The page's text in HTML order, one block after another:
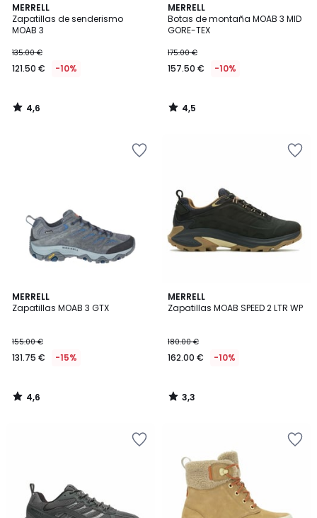
MERRELL
Zapatillas de senderismo
MOAB 3
135.00 €
121.50 € -10%
4,6
/ 5
4,6
/
MERRELL
Botas de montaña MOAB 3 MID
GORE-TEX
175.00 €
157.50 € -10%
4,5
/ 5
4,5
/
MERRELL
Zapatillas MOAB 3 GTX
155.00 €
131.75 € -15%
4,6
/ 5
4,6
/
MERRELL
Zapatillas MOAB SPEED 2 LTR WP
180.00 €
162.00 € -10%
3,3
/ 5
3,3
/